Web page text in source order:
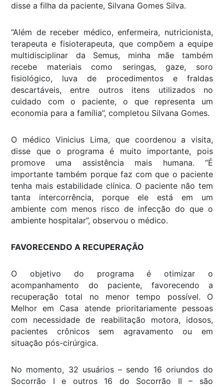
disse a filha da paciente, Silvana Gomes Silva.
“Além de receber médico, enfermeira, nutricionista,
terapeuta e fisioterapeuta, que compõem a equipe
multidisciplinar da Semus, minha mãe também
recebe materiais como seringas, gaze, soro
fisiológico, luva de procedimentos e fraldas
descartáveis, entre outros itens utilizados no
cuidado com o paciente, o que representa um
economia para a família”, completou Silvana Gomes.
O médico Vinicius Lima, que coordenou a visita,
disse que o programa é muito importante, pois
promove uma assistência mais humana. “É
importante também porque faz com que o paciente
tenha mais estabilidade clínica. O paciente não tem
tanta intercorrência, porque ele está em um
ambiente com menos risco de infecção do que o
ambiente hospitalar”, observou o médico.
FAVORECENDO A RECUPERAÇÃO
O objetivo do programa é otimizar o
acompanhamento do paciente, favorecendo a
recuperação total no menor tempo possível. O
Melhor em Casa atende prioritariamente pessoas
com necessidade de reabilitação motora, idosos,
pacientes crônicos sem agravamento ou em
situação pós-cirúrgica.
No momento, 32 usuários – sendo 16 oriundos do
Socorrão I e outros 16 do Socorrão II – são